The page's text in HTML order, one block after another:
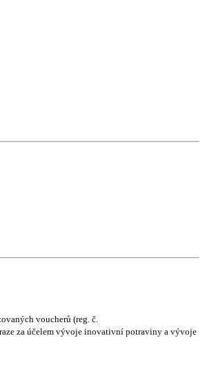
voucherů (reg. č.
za účelem vývoje inovativní potraviny a vývoje